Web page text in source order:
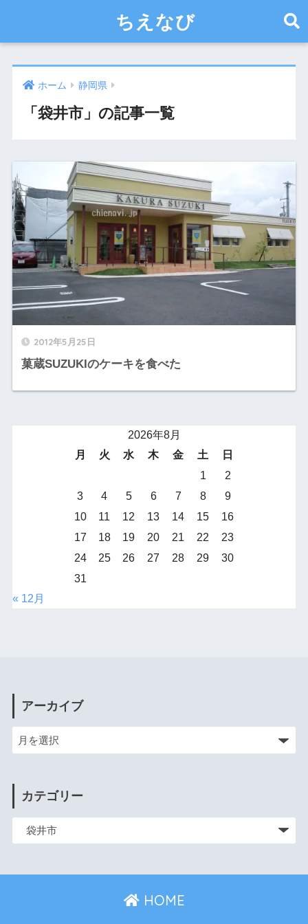
ちえなび
ホーム 静岡県
「袋井市」の記事一覧
2012年5月25日
菓蔵SUZUKIのケーキを食べた
2026年8月
月
火 水 木 金 土
日
1
2
3
4 5 6 7 8
9
10
11 12 13 14 15
16
17
18 19 20 21 22
23
24
25 26 27 28 29
30
31
« 12月
アーカイブ
カテゴリー
HOME